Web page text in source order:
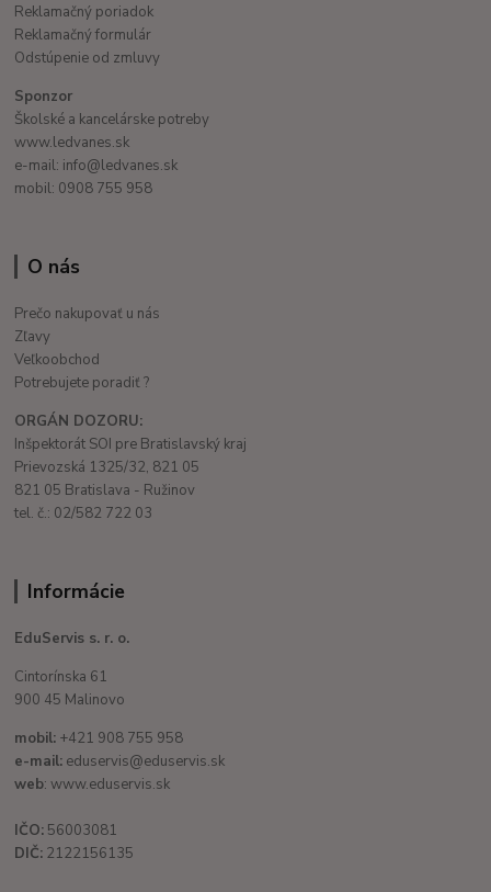
Reklamačný poriadok
Reklamačný formulár
Odstúpenie od zmluvy
Sponzor
Školské a kancelárske potreby
www.ledvanes.sk
e-mail: info@ledvanes.sk
mobil: 0908 755 958
O nás
Prečo nakupovať u nás
Zľavy
Veľkoobchod
Potrebujete poradiť ?
ORGÁN DOZORU:
Inšpektorát SOI pre Bratislavský kraj
Prievozská 1325/32, 821 05
821 05 Bratislava - Ružinov
tel. č.: 02/582 722 03
Informácie
EduServis s. r. o.
Cintorínska 61
900 45 Malinovo
mobil: +421 908 755 958
e-mail: eduservis@eduservis.sk
web: www.eduservis.sk
IČO: 56003081
DIČ: 2122156135